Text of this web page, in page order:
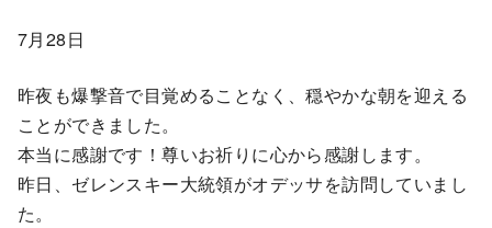
7月28日
昨夜も爆撃音で目覚めることなく、穏やかな朝を迎える
ことができました。
本当に感謝です！尊いお祈りに心から感謝します。
昨日、ゼレンスキー大統領がオデッサを訪問していまし
た。